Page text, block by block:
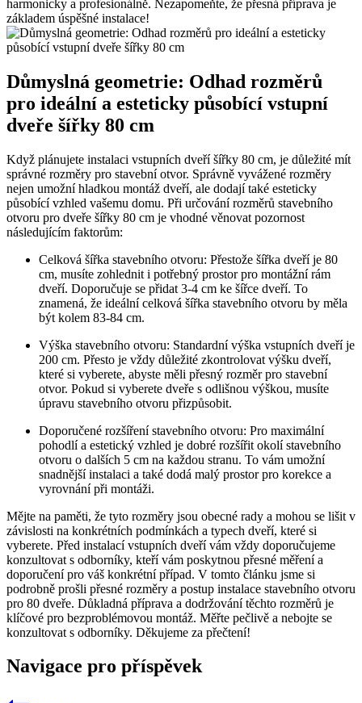
harmonicky a profesionálně. Nezapomeňte, že přesná příprava je
základem úspěšné instalace!
Důmyslná geometrie: Odhad rozměrů
pro ideální a esteticky působící vstupní
dveře šířky 80 cm
Když plánujete instalaci vstupních dveří šířky 80 cm, je důležité mít
správné rozměry pro stavební otvor. Správně vyvážené rozměry
nejen umožní hladkou montáž dveří, ale dodají také esteticky
působící vzhled vašemu domu. Při určování rozměrů stavebního
otvoru pro dveře šířky 80 cm je vhodné věnovat pozornost
následujícím faktorům:
Celková šířka stavebního otvoru: Přestože šířka dveří je 80
cm, musíte zohlednit i potřebný prostor pro montážní rám
dveří. Doporučuje se přidat 3-4 cm ke šířce dveří. To
znamená, že ideální celková šířka stavebního otvoru by měla
být kolem 83-84 cm.
Výška stavebního otvoru: Standardní výška vstupních dveří je
200 cm. Přesto je vždy důležité zkontrolovat výšku dveří,
které si vyberete, abyste měli přesný rozměr pro stavební
otvor. Pokud si vyberete dveře s odlišnou výškou, musíte
úpravu stavebního otvoru přizpůsobit.
Doporučené rozšíření stavebního otvoru: Pro maximální
pohodlí a estetický vzhled je dobré rozšířit okolí stavebního
otvoru o dalších 5 cm na každou stranu. To vám umožní
snadnější instalaci a také dodá malý prostor pro korekce a
vyrovnání při montáži.
Mějte na paměti, že tyto rozměry jsou obecné rady a mohou se lišit v
závislosti na konkrétních podmínkách a typech dveří, které si
vyberete. Před instalací vstupních dveří vám vždy doporučujeme
konzultovat s odborníky, kteří vám poskytnou přesné měření a
doporučení pro váš konkrétní případ. V tomto článku jsme si
podrobně prošli přesné rozměry a postup instalace stavebního otvoru
pro 80 dveře. Důkladná příprava a dodržování těchto rozměrů je
klíčové pro bezproblémovou montáž. Měřte pečlivě a nebojte se
konzultovat s odborníky. Děkujeme za přečtení!
Navigace pro příspěvek